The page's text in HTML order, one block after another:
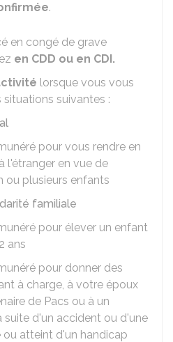
.
en congé de grave
en CDD ou en CDI.
lorsque vous vous
suivantes :
pour vous rendre en
l'étranger en vue de
ou plusieurs enfants
familiale
pour élever un enfant
ans
pour donner des
à charge, à votre époux
de Pacs ou à un
suite d'un accident ou d'une
ou atteint d'un handicap